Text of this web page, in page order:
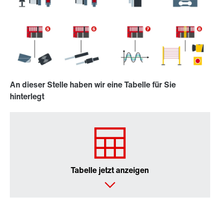
An dieser Stelle haben wir eine Tabelle für Sie
hinterlegt
Tabelle jetzt anzeigen